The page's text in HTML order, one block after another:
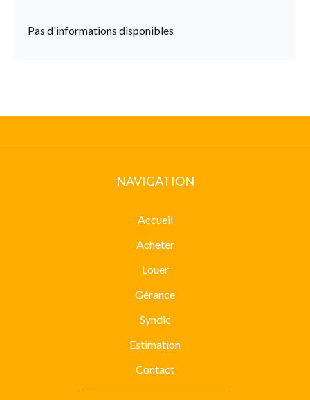
Pas d'informations disponibles
NAVIGATION
Accueil
Acheter
Louer
Gérance
Syndic
Estimation
Contact